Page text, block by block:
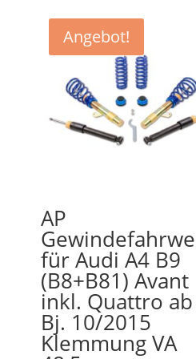
Angebot!
AP
für Audi A4 B9
(B8+B81) Avant
inkl. Quattro ab
Bj. 10/2015
Klemmung VA